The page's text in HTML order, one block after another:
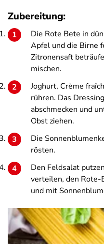
Zubereitung:
Die Rote Bete in
Apfel und die Birne
Zitronensaft
mischen.
Joghurt, Crème
rühren. Das
abschmecken und
Obst ziehen.
Die
rösten.
Den Feldsalat
verteilen, den Rote-
und mit